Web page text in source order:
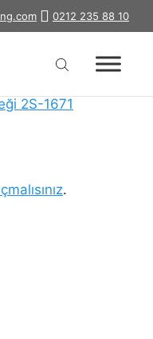
0212 235 88 10
diregi-
.